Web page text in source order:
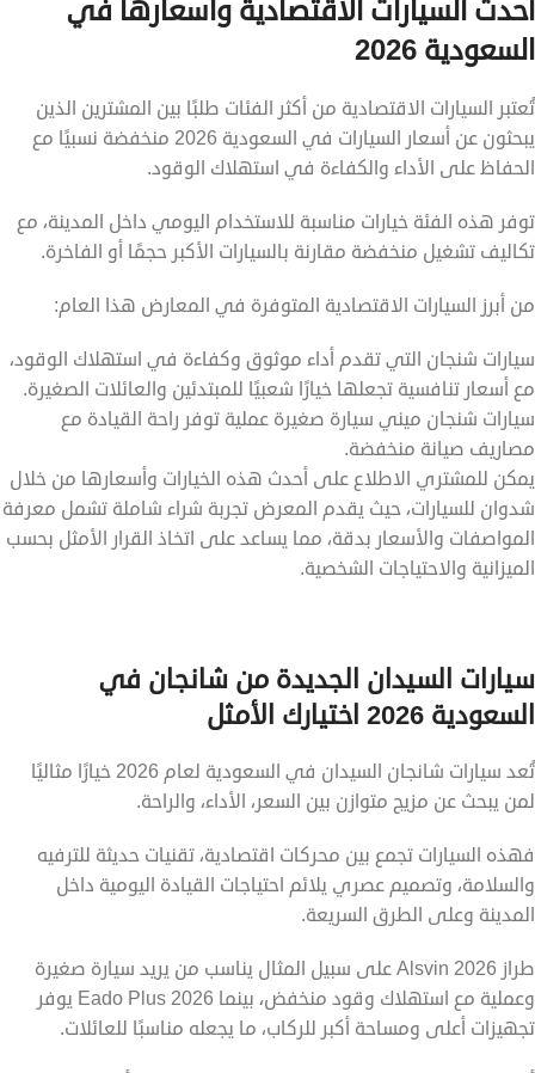
أحدث السيارات الاقتصادية وأسعارها في
السعودية 2026
تُعتبر السيارات الاقتصادية من أكثر الفئات طلبًا بين المشترين الذين
يبحثون عن أسعار السيارات في السعودية 2026 منخفضة نسبيًا مع
الحفاظ على الأداء والكفاءة في استهلاك الوقود.
توفر هذه الفئة خيارات مناسبة للاستخدام اليومي داخل المدينة، مع
تكاليف تشغيل منخفضة مقارنة بالسيارات الأكبر حجمًا أو الفاخرة.
من أبرز السيارات الاقتصادية المتوفرة في المعارض هذا العام:
سيارات شنجان التي تقدم أداء موثوق وكفاءة في استهلاك الوقود،
مع أسعار تنافسية تجعلها خيارًا شعبيًا للمبتدئين والعائلات الصغيرة.
سيارات شنجان ميني سيارة صغيرة عملية توفر راحة القيادة مع
مصاريف صيانة منخفضة.
يمكن للمشتري الاطلاع على أحدث هذه الخيارات وأسعارها من خلال
شدوان للسيارات، حيث يقدم المعرض تجربة شراء شاملة تشمل معرفة
المواصفات والأسعار بدقة، مما يساعد على اتخاذ القرار الأمثل بحسب
الميزانية والاحتياجات الشخصية.
سيارات السيدان الجديدة من شانجان في
السعودية 2026 اختيارك الأمثل
تُعد سيارات شانجان السيدان في السعودية لعام 2026 خيارًا مثاليًا
لمن يبحث عن مزيج متوازن بين السعر، الأداء، والراحة.
فهذه السيارات تجمع بين محركات اقتصادية، تقنيات حديثة للترفيه
والسلامة، وتصميم عصري يلائم احتياجات القيادة اليومية داخل
المدينة وعلى الطرق السريعة.
طراز Alsvin 2026 على سبيل المثال يناسب من يريد سيارة صغيرة
وعملية مع استهلاك وقود منخفض، بينما Eado Plus 2026 يوفر
تجهيزات أعلى ومساحة أكبر للركاب، ما يجعله مناسبًا للعائلات.